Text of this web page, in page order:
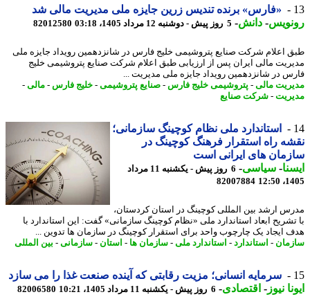
«فارس» برنده تندیس زرین جایزه ملی مدیریت مالی شد
-دانش -5 روز پیش - دوشنبه 12 مرداد 1405، 03:18 82012580
اعلام شرکت صنایع پتروشیمی خلیج فارس در شانزدهمین رویداد جایزه ملی
مالی ایران پس از ارزیابی طبق اعلام شرکت صنایع پتروشیمی خلیج
در شانزدهمین رویداد جایزه ملی مدیریت ...
مالی-پتروشیمی خلیج فارس-صنایع پتروشیمی-خلیج فارس-مالی-
-شرکت صنایع
استاندارد ملی نظام کوچینگ سازمانی؛
راه استقرار فرهنگ کوچینگ در
های ایرانی است
-سیاسی-
6 روز پیش - یکشنبه 11 مرداد
82007884
ارشد بین المللی کوچینگ در استان کردستان،
ابعاد استاندارد ملی «نظام کوچینگ سازمانی» گفت: این استاندارد با
ایجاد یک چارچوب واحد برای استقرار کوچینگ در سازمان ها تدوین ...
-استاندارد- استاندارد ملی -سازمان ها- استان-سازمانی-بین المللی
سرمایه انسانی؛ مزیت رقابتی که آینده صنعت غذا را می سازد
نیوز-اقتصادی-6 روز پیش - یکشنبه 11 مرداد 1405، 10:21 82006580